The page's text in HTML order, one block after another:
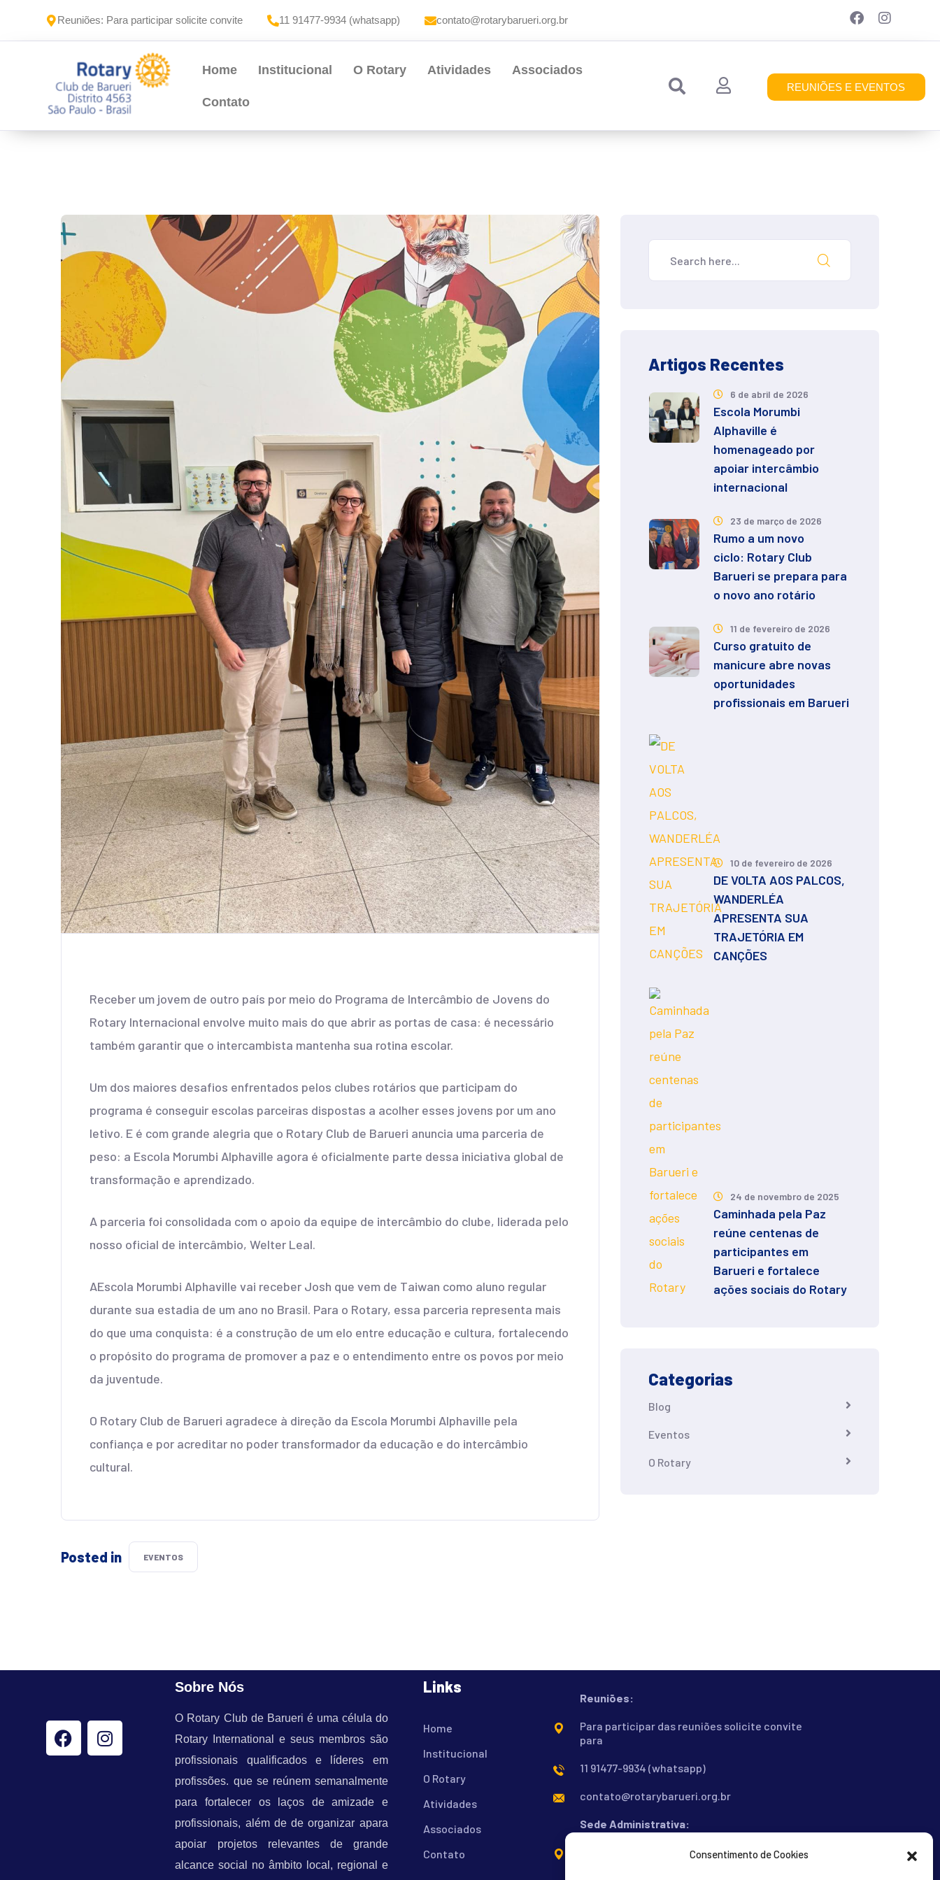
Consentimento de Cookies
Reuniões: Para participar solicite convite 11 91477-9934 (whatsapp) contato@rotarybarueri.org.br
Home Institucional O Rotary Atividades Associados
Contato
REUNIÕES E EVENTOS
Receber um jovem de outro país por meio do Programa de Intercâmbio de Jovens do
Rotary Internacional envolve muito mais do que abrir as portas de casa: é necessário
também garantir que o intercambista mantenha sua rotina escolar.
Um dos maiores desafios enfrentados pelos clubes rotários que participam do
programa é conseguir escolas parceiras dispostas a acolher esses jovens por um ano
letivo. E é com grande alegria que o Rotary Club de Barueri anuncia uma parceria de
peso: a Escola Morumbi Alphaville agora é oficialmente parte dessa iniciativa global de
transformação e aprendizado.
A parceria foi consolidada com o apoio da equipe de intercâmbio do clube, liderada pelo
nosso oficial de intercâmbio, Welter Leal.
AEscola Morumbi Alphaville vai receber Josh que vem de Taiwan como aluno regular
durante sua estadia de um ano no Brasil. Para o Rotary, essa parceria representa mais
do que uma conquista: é a construção de um elo entre educação e cultura, fortalecendo
o propósito do programa de promover a paz e o entendimento entre os povos por meio
da juventude.
O Rotary Club de Barueri agradece à direção da Escola Morumbi Alphaville pela
confiança e por acreditar no poder transformador da educação e do intercâmbio
cultural.
Posted in EVENTOS
Artigos Recentes
Escola Morumbi
Alphaville é
homenageado por
apoiar intercâmbio
internacional
6 de abril de 2026
Rumo a um novo
ciclo: Rotary Club
Barueri se prepara para
o novo ano rotário
23 de março de 2026
Curso gratuito de
manicure abre novas
oportunidades
profissionais em Barueri
11 de fevereiro de 2026
DE VOLTA AOS PALCOS,
WANDERLÉA
APRESENTA SUA
TRAJETÓRIA EM
CANÇÕES
10 de fevereiro de 2026
Caminhada pela Paz
reúne centenas de
participantes em
Barueri e fortalece
ações sociais do Rotary
24 de novembro de 2025
Categorias
Blog
Eventos
O Rotary
Sobre Nós
O Rotary Club de Barueri é uma célula do
Rotary International e seus membros são
profissionais qualificados e líderes em
profissões. que se reúnem semanalmente
para fortalecer os laços de amizade e
profissionais, além de de organizar apara
apoiar projetos relevantes de grande
alcance social no âmbito local, regional e
Links
Home
Institucional
O Rotary
Atividades
Associados
Contato
Reuniões:
Para participar das reuniões solicite convite
para
11 91477-9934 (whatsapp)
contato@rotarybarueri.org.br
Sede Administrativa:
Calçadas dos Cravos, 108 - Centro Comercial